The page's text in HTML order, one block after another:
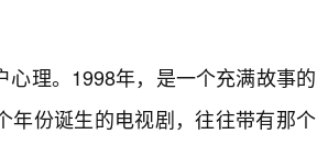
心理。1998年，是一个充满故事的
年份诞生的电视剧，往往带有那个